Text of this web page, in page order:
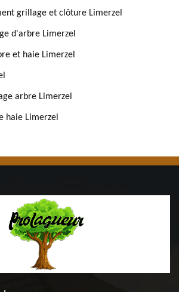
grillage et clôture Limerzel
d'arbre Limerzel
et haie Limerzel
arbre Limerzel
haie Limerzel